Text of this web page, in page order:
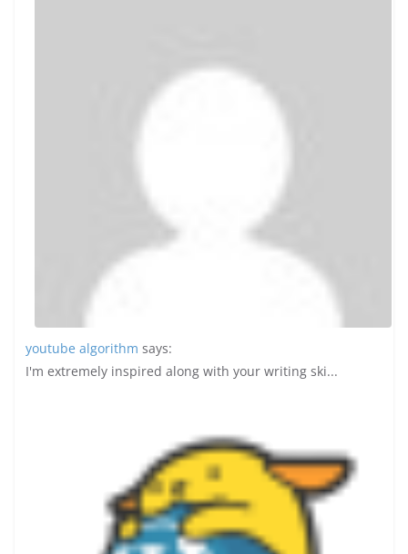
youtube algorithm says:
I'm extremely inspired along with your writing ski...